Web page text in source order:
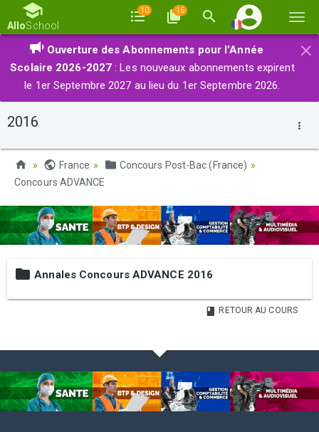
la
AlloSchool
10 16
×
Ouverture des Abonnements pour l'Année
Scolaire 2026-2027 : Les nouveaux abonnements expirent
le 1er Septembre 2027 au lieu du 1er Septembre 2026.
2016
France
Concours Post-Bac (France)
Concours ADVANCE
Annales Concours ADVANCE 2016
RETOUR AU COURS